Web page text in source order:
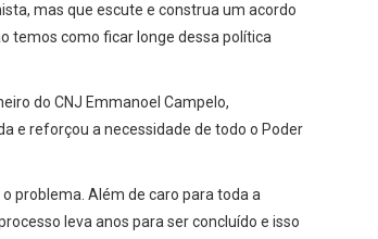
mas que escute e construa um acordo
temos como ficar longe dessa política
do CNJ Emmanoel Campelo,
e reforçou a necessidade de todo o Poder
problema. Além de caro para toda a
leva anos para ser concluído e isso